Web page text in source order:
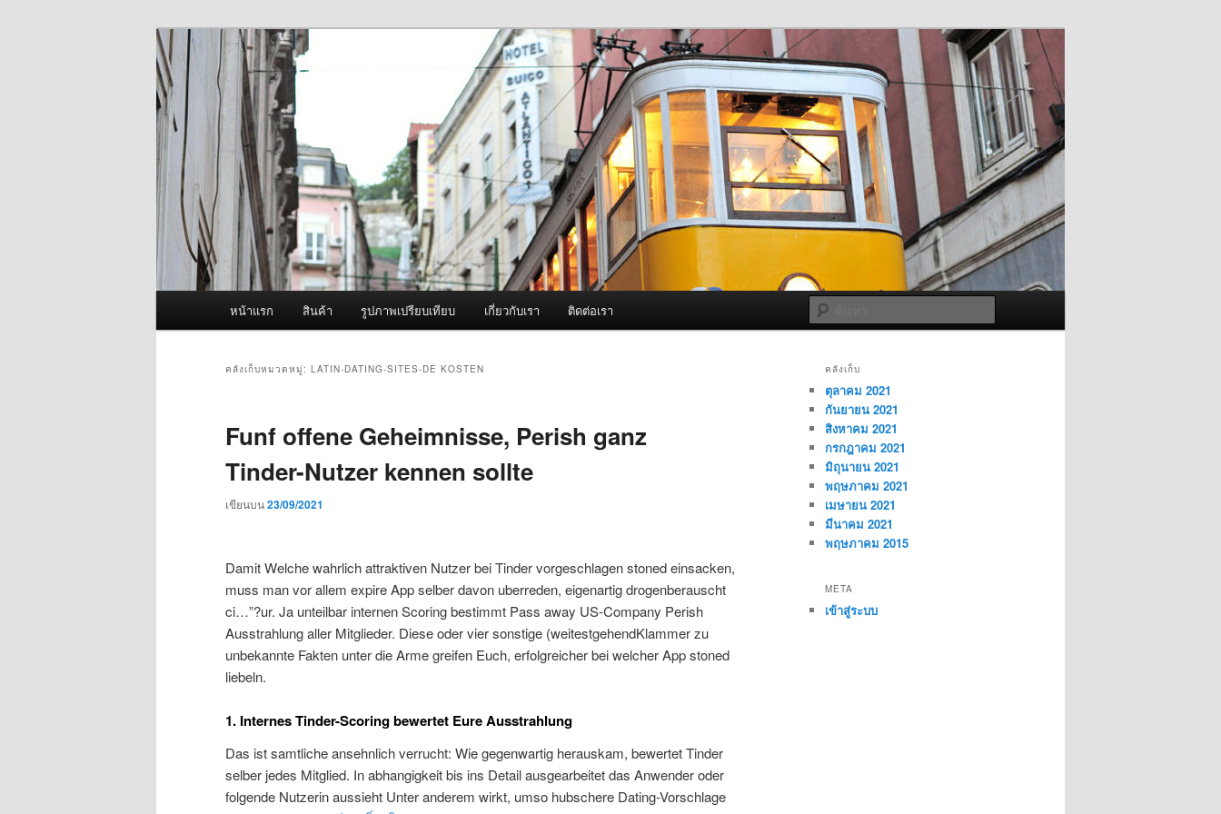
ผู้นำเข้าเครื่องพ่นหมอกควัน Best Fogger /
Fogger One และ อะไหล่
จำหน่ายเครื่องพ่นหมอกควัน คุณภาพดี บริการด้วยความจริงใจ
หน้าแรก สินค้า รูปภาพเปรียบเทียบ เกี่ยวกับเรา ติดต่อเรา
คลังเก็บหมวดหมู่: LATIN-DATING-SITES-DE KOSTEN
Funf offene Geheimnisse, Perish ganz
Tinder-Nutzer kennen sollte
เขียนบน23/09/2021
Damit Welche wahrlich attraktiven Nutzer bei Tinder vorgeschlagen stoned einsacken,
muss man vor allem expire App selber davon uberreden, eigenartig drogenberauscht
ci…”?ur. Ja unteilbar internen Scoring bestimmt Pass away US-Company Perish
Ausstrahlung aller Mitglieder. Diese oder vier sonstige (weitestgehendKlammer zu
unbekannte Fakten unter die Arme greifen Euch, erfolgreicher bei welcher App stoned
liebeln.
1. Internes Tinder-Scoring bewertet Eure Ausstrahlung
Das ist samtliche ansehnlich verrucht: Wie gegenwartig herauskam, bewertet Tinder
selber jedes Mitglied. In abhangigkeit bis ins Detail ausgearbeitet das Anwender oder
folgende Nutzerin aussieht Unter anderem wirkt, umso hubschere Dating-Vorschlage
คลังเก็บ
ตุลาคม 2021
กันยายน 2021
สิงหาคม 2021
กรกฎาคม 2021
มิถุนายน 2021
พฤษภาคม 2021
เมษายน 2021
มีนาคม 2021
พฤษภาคม 2015
META
เข้าสู่ระบบ